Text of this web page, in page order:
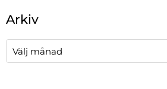
Arkiv